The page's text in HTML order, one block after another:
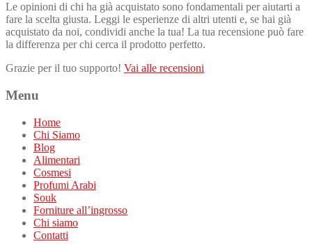
Le opinioni di chi ha già acquistato sono fondamentali per aiutarti a
fare la scelta giusta. Leggi le esperienze di altri utenti e, se hai già
acquistato da noi, condividi anche la tua! La tua recensione può fare
la differenza per chi cerca il prodotto perfetto.
Grazie per il tuo supporto! Vai alle recensioni
Menu
Home
Chi Siamo
Blog
Alimentari
Cosmesi
Profumi Arabi
Souk
Forniture all’ingrosso
Chi siamo
Contatti